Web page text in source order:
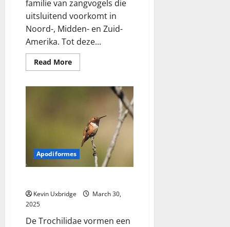
familie van zangvogels die
uitsluitend voorkomt in
Noord-, Midden- en Zuid-
Amerika. Tot deze...
Read MoreRead
more
troepialen
Apodiformes
Kevin Uxbridge
March 30,
2025
De Trochilidae vormen een